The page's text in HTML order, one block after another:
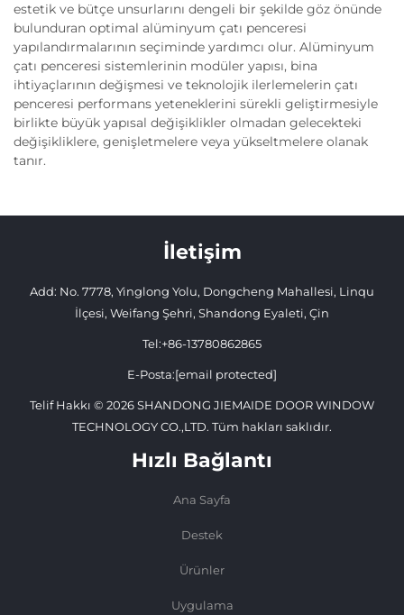
estetik ve bütçe unsurlarını dengeli bir şekilde göz önünde
bulunduran optimal alüminyum çatı penceresi
yapılandırmalarının seçiminde yardımcı olur. Alüminyum
çatı penceresi sistemlerinin modüler yapısı, bina
ihtiyaçlarının değişmesi ve teknolojik ilerlemelerin çatı
penceresi performans yeteneklerini sürekli geliştirmesiyle
birlikte büyük yapısal değişiklikler olmadan gelecekteki
değişikliklere, genişletmelere veya yükseltmelere olanak
tanır.
İletişim
Add: No. 7778, Yinglong Yolu, Dongcheng Mahallesi, Linqu
İlçesi, Weifang Şehri, Shandong Eyaleti, Çin
Tel:+86-13780862865
E-Posta:[email protected]
Telif Hakkı © 2026 SHANDONG JIEMAIDE DOOR WINDOW
TECHNOLOGY CO.,LTD. Tüm hakları saklıdır.
Hızlı Bağlantı
Ana Sayfa
Destek
Ürünler
Uygulama